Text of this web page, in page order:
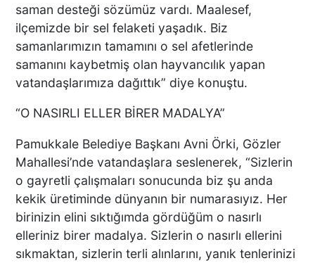
OLDU"
Acısı 10 Yıldır Dinmeyen
Anne: "Kızımı 'Barışacağız'
DENİZLİ’DEN ALMANYA’YA
INTERPACK ÇIKARMASI DTO
ÜYESİ 38 FİRMA, FUARDA
YENİ TEKNOLOJİLERLE
BULUŞTU
DTO’DAN SU VE ENERJİ
saman desteği sözümüz vardı. Maalesef,
ilçemizde bir sel felaketi yaşadık. Biz
samanlarımızın tamamını o sel afetlerinde
samanını kaybetmiş olan hayvancılık yapan
vatandaşlarımıza dağıttık” diye konuştu.
“O NASIRLI ELLER BİRER MADALYA”
Pamukkale Belediye Başkanı Avni Örki, Gözler
Mahallesi’nde vatandaşlara seslenerek, “Sizlerin
o gayretli çalışmaları sonucunda biz şu anda
kekik üretiminde dünyanın bir numarasıyız. Her
birinizin elini sıktığımda gördüğüm o nasırlı
elleriniz birer madalya. Sizlerin o nasırlı ellerini
sıkmaktan, sizlerin terli alınlarını, yanık tenlerinizi